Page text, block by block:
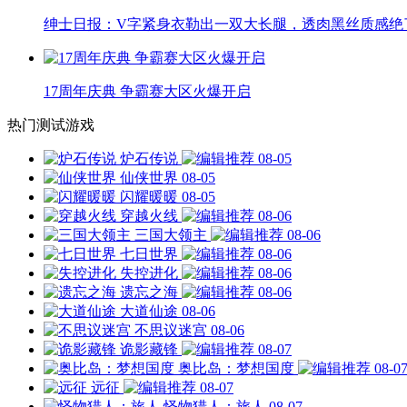
绅士日报：V字紧身衣勒出一双大长腿，透肉黑丝质感绝
17周年庆典 争霸赛大区火爆开启
热门测试游戏
炉石传说
08-05
仙侠世界 08-05
闪耀暖暖 08-05
穿越火线
08-06
三国大领主
08-06
七日世界
08-06
失控进化
08-06
遗忘之海
08-06
大道仙途 08-06
不思议迷宫 08-06
诡影藏锋
08-07
奥比岛：梦想国度
08-07
远征
08-07